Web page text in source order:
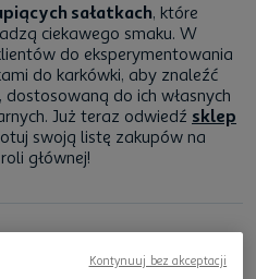
sałatkach, które
ciekawego smaku. W
do eksperymentowania
do karkówki, aby znaleźć
do ich własnych
Już teraz odwiedź sklep
swoją listę zakupów na
głównej!
Kontynuuj bez akceptacji